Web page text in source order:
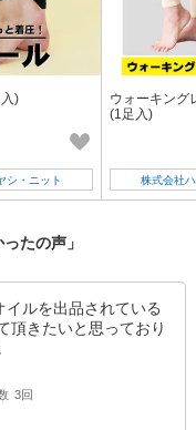
)
シ・ニット
ウォーキング
(1足入)
株式会社
たの声」
ルを出品されている
頂きたいと思っており
3回